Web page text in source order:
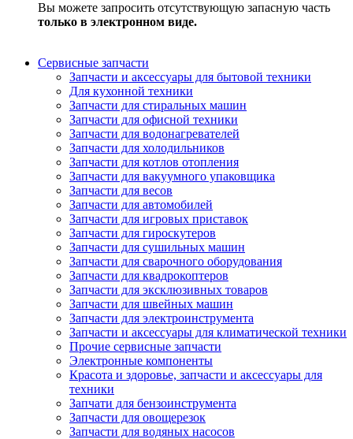
Вы можете запросить отсутствующую запасную часть
только в электронном виде.
Сервисные запчасти
Запчасти и аксессуары для бытовой техники
Для кухонной техники
Запчасти для стиральных машин
Запчасти для офисной техники
Запчасти для водонагревателей
Запчасти для холодильников
Запчасти для котлов отопления
Запчасти для вакуумного упаковщика
Запчасти для весов
Запчасти для автомобилей
Запчасти для игровых приставок
Запчасти для гироскутеров
Запчасти для сушильных машин
Запчасти для сварочного оборудования
Запчасти для квадрокоптеров
Запчасти для эксклюзивных товаров
Запчасти для швейных машин
Запчасти для электроинструмента
Запчасти и аксессуары для климатической техники
Прочие сервисные запчасти
Электронные компоненты
Красота и здоровье, запчасти и аксессуары для
техники
Запчати для бензоинструмента
Запчасти для овощерезок
Запчасти для водяных насосов